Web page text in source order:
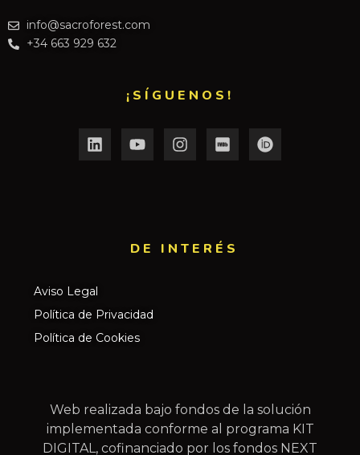
info@sacroforest.com
+34 663 929 632
¡SÍGUENOS!
DE INTERÉS​
Aviso Legal
Política de Privacidad
Política de Cookies
Web realizada bajo fondos de la solución
implementada conforme al programa KIT
DIGITAL, cofinanciado por los fondos NEXT